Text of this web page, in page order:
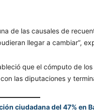
de las causales de
llegar a cambiar”,
que el cómputo de
las diputaciones y
ciudadana del 47% en